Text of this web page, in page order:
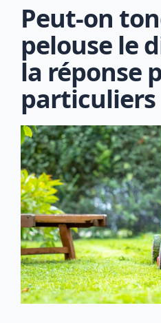
Peut-on
pelouse le
la réponse
particuliers